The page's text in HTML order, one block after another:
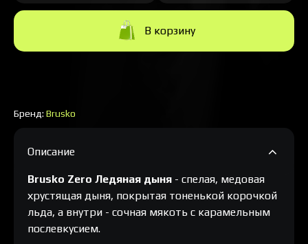
Бренд: Brusko
В корзину
Описание
Brusko Zero Ледяная дыня - спелая, медовая
хрустящая дыня, покрытая тоненькой корочкой
льда, а внутри - сочная мякоть с карамельным
послевкусием.